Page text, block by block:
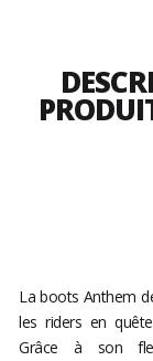
La boots Anthem
les riders en
Grâce à son